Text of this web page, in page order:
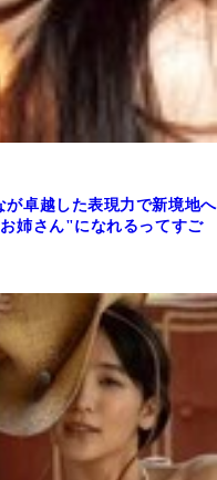
卓越した表現力で新境地へ
姉さん"になれるってすご